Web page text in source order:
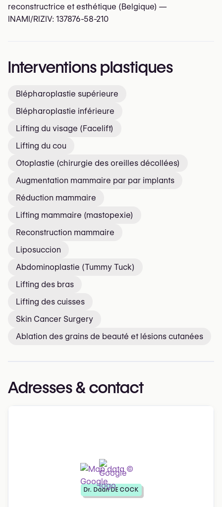
reconstructrice et esthétique (Belgique) —
INAMI/RIZIV: 137876-58-210
Interventions plastiques
Blépharoplastie supérieure
Blépharoplastie inférieure
Lifting du visage (Facelift)
Lifting du cou
Otoplastie (chirurgie des oreilles décollées)
Augmentation mammaire par par implants
Réduction mammaire
Lifting mammaire (mastopexie)
Reconstruction mammaire
Liposuccion
Abdominoplastie (Tummy Tuck)
Lifting des bras
Lifting des cuisses
Skin Cancer Surgery
Ablation des grains de beauté et lésions cutanées
Adresses & contact
Dr. Daan DE COCK